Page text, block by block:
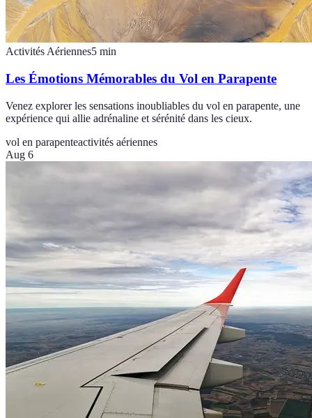
Activités Aériennes5 min
Les Émotions Mémorables du Vol en Parapente
Venez explorer les sensations inoubliables du vol en parapente, une
expérience qui allie adrénaline et sérénité dans les cieux.
vol en parapenteactivités aériennes
Aug 6